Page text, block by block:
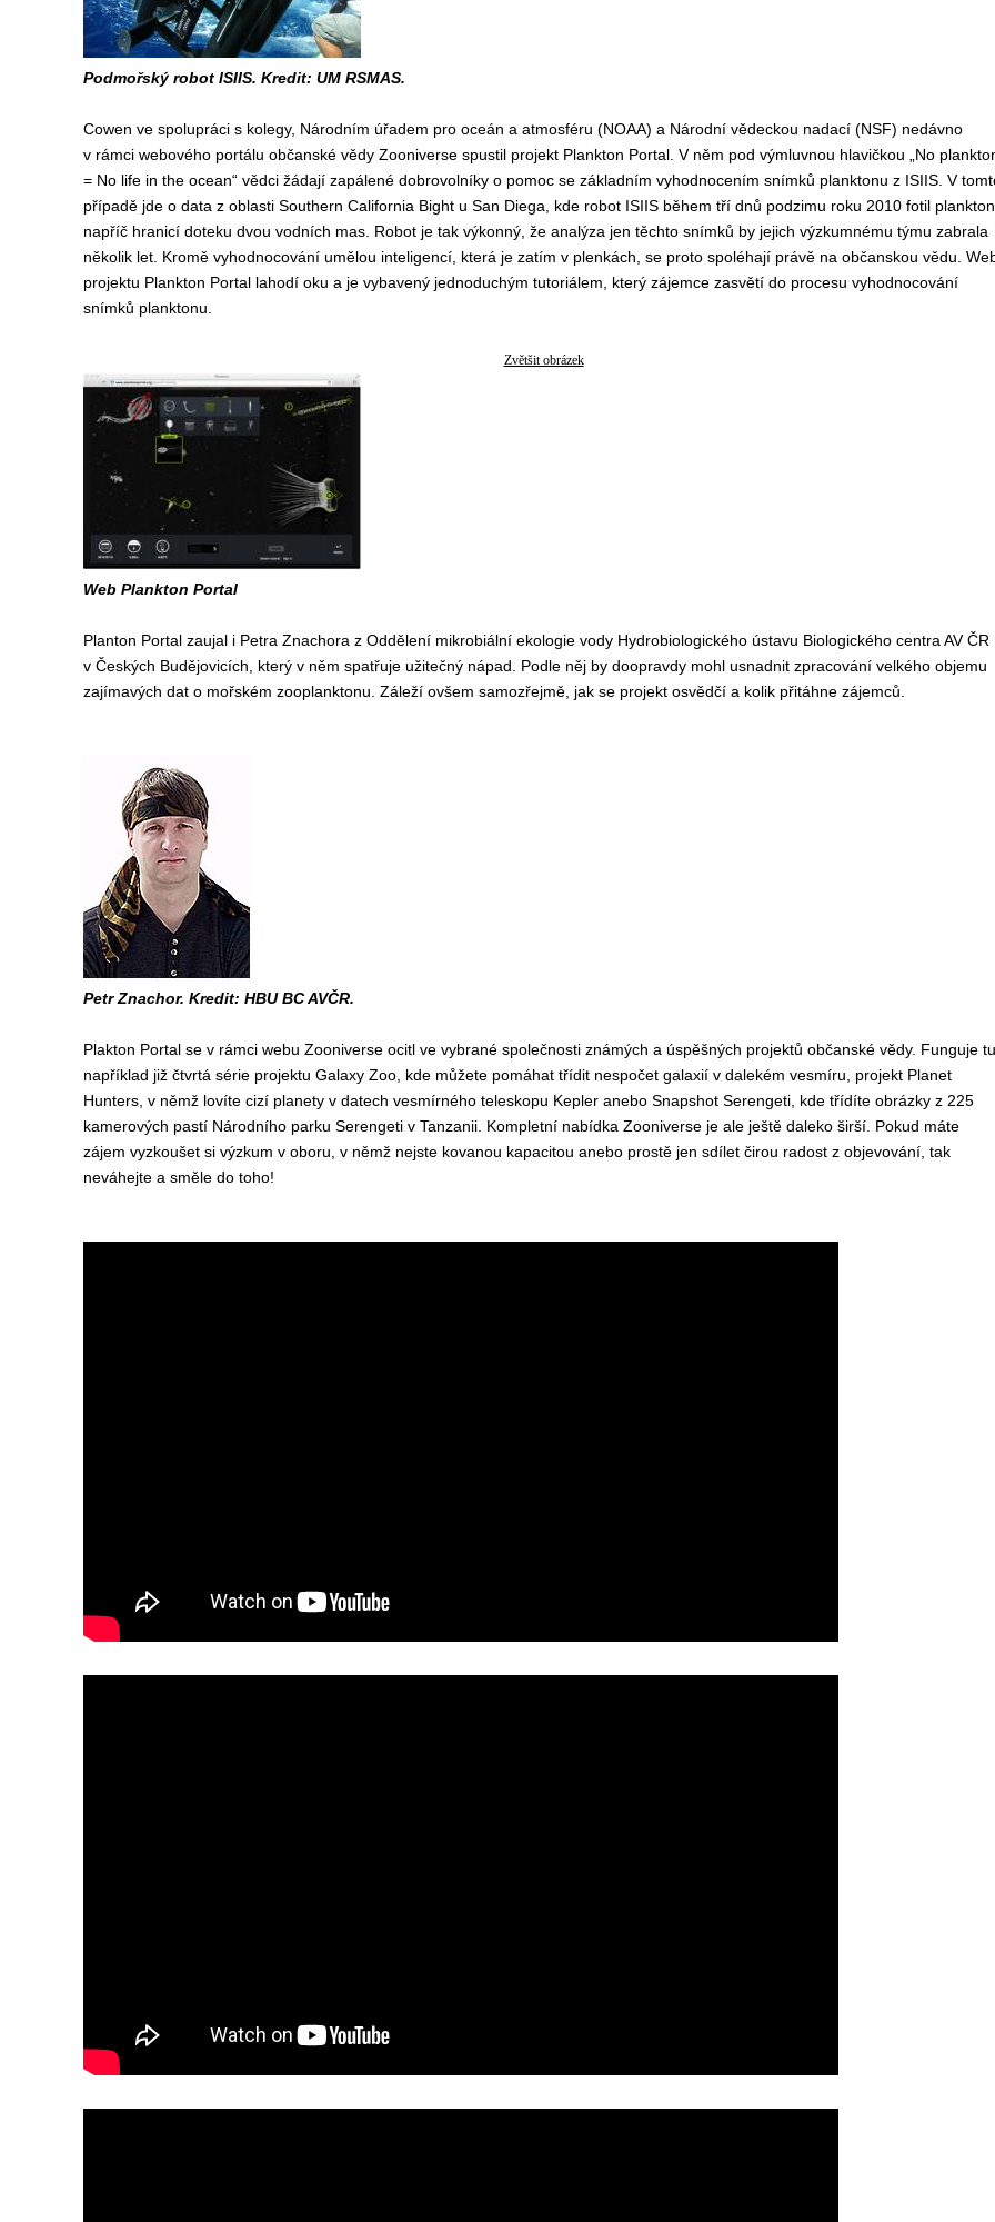
Podmořský robot ISIIS. Kredit: UM RSMAS.
Cowen ve spolupráci s kolegy, Národním úřadem pro oceán a atmosféru (NOAA) a Národní vědeckou nadací (NSF) nedávno
v rámci webového portálu občanské vědy Zooniverse spustil projekt Plankton Portal. V něm pod výmluvnou hlavičkou „No
= No life in the ocean“ vědci žádají zapálené dobrovolníky o pomoc se základním vyhodnocením snímků planktonu z ISIIS. V
případě jde o data z oblasti Southern California Bight u San Diega, kde robot ISIIS během tří dnů podzimu roku 2010 fotil plankton
napříč hranicí doteku dvou vodních mas. Robot je tak výkonný, že analýza jen těchto snímků by jejich výzkumnému týmu zabrala
několik let. Kromě vyhodnocování umělou inteligencí, která je zatím v plenkách, se proto spoléhají právě na občanskou vědu.
projektu Plankton Portal lahodí oku a je vybavený jednoduchým tutoriálem, který zájemce zasvětí do procesu vyhodnocování
snímků planktonu.
Zvětšit obrázek
Web Plankton Portal
Planton Portal zaujal i Petra Znachora z Oddělení mikrobiální ekologie vody Hydrobiologického ústavu Biologického centra AV ČR
v Českých Budějovicích, který v něm spatřuje užitečný nápad. Podle něj by doopravdy mohl usnadnit zpracování velkého objemu
zajímavých dat o mořském zooplanktonu. Záleží ovšem samozřejmě, jak se projekt osvědčí a kolik přitáhne zájemců.
Petr Znachor. Kredit: HBU BC AVČR.
Plakton Portal se v rámci webu Zooniverse ocitl ve vybrané společnosti známých a úspěšných projektů občanské vědy. Funguje tu
například již čtvrtá série projektu Galaxy Zoo, kde můžete pomáhat třídit nespočet galaxií v dalekém vesmíru, projekt Planet
Hunters, v němž lovíte cizí planety v datech vesmírného teleskopu Kepler anebo Snapshot Serengeti, kde třídíte obrázky z 225
kamerových pastí Národního parku Serengeti v Tanzanii. Kompletní nabídka Zooniverse je ale ještě daleko širší. Pokud máte
zájem vyzkoušet si výzkum v oboru, v němž nejste kovanou kapacitou anebo prostě jen sdílet čirou radost z objevování, tak
neváhejte a směle do toho!